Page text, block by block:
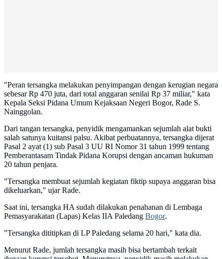
"Peran tersangka melakukan penyimpangan dengan kerugian negara
sebesar Rp 470 juta, dari total anggaran senilai Rp 37 miliar," kata
Kepala Seksi Pidana Umum Kejaksaan Negeri Bogor, Rade S.
Nainggolan.
Dari tangan tersangka, penyidik mengamankan sejumlah alat bukti
salah satunya kuitansi palsu. Akibat perbuatannya, tersangka dijerat
Pasal 2 ayat (1) sub Pasal 3 UU RI Nomor 31 tahun 1999 tentang
Pemberantasam Tindak Pidana Korupsi dengan ancaman hukuman
20 tahun penjara.
"Tersangka membuat sejumlah kegiatan fiktip supaya anggaran bisa
dikeluarkan," ujar Rade.
Saat ini, tersangka HA sudah dilakukan penahanan di Lembaga
Pemasyarakatan (Lapas) Kelas IIA Paledang Bogor.
"Tersangka dititipkan di LP Paledang selama 20 hari," kata dia.
Menurut Rade, jumlah tersangka masih bisa bertambah terkait